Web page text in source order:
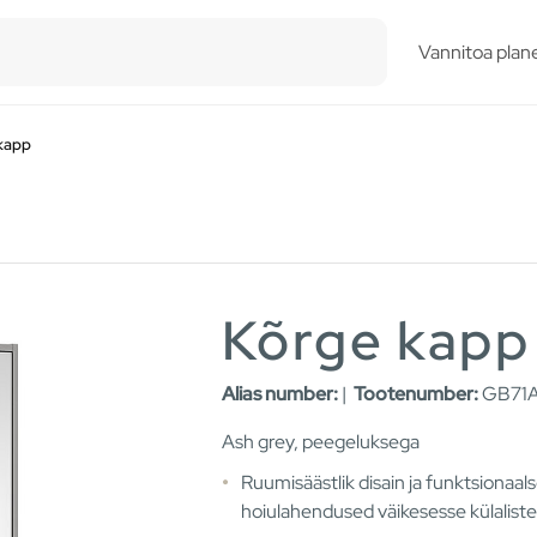
Vannitoa
Kõrge
Alias number:| Tootenumber:
Ash grey, peegeluksega
Ruumisäästlik disain ja
hoiulahendused väikesesse